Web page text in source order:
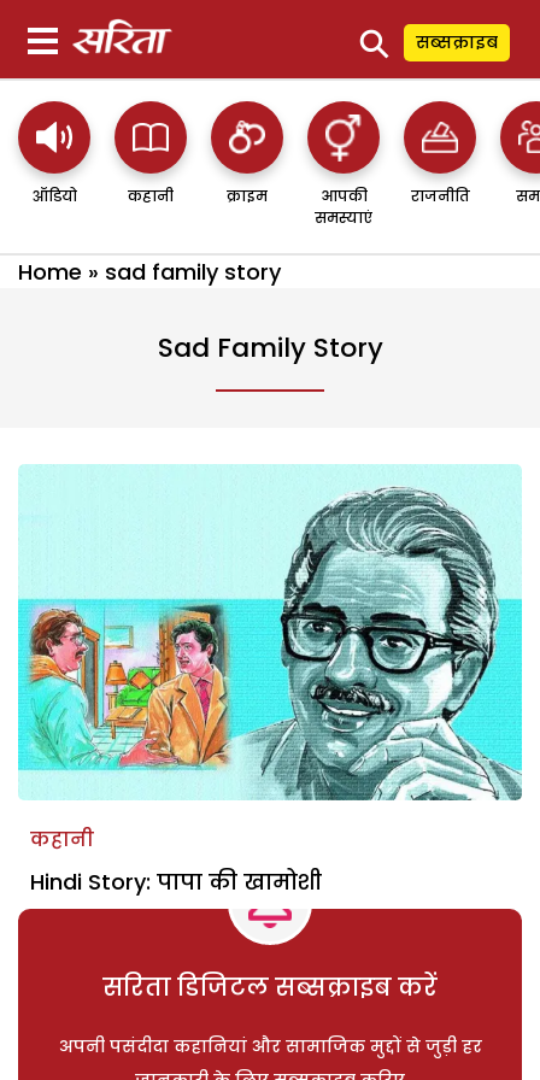
⚲ सब्सक्राइब
ऑडियो कहानी क्राइम
आपकी
समस्याएं
राजनीति
Home » sad family story
Sad Family Story
कहानी
Hindi Story: पापा की खामोशी
सरिता डिजिटल सब्सक्राइब करें
अपनी पसंदीदा कहानियां और सामाजिक मुद्दों से जुड़ी हर